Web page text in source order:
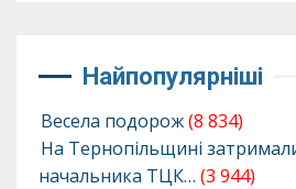
Найпопулярніші
Весела подорож(8 834)
На Тернопільщині
начальника ТЦК… (3 944)